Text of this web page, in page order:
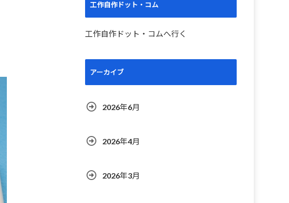
工作自作ドット・コム
工作自作ドット・コムへ行く
アーカイブ
2026年6月
2026年4月
2026年3月